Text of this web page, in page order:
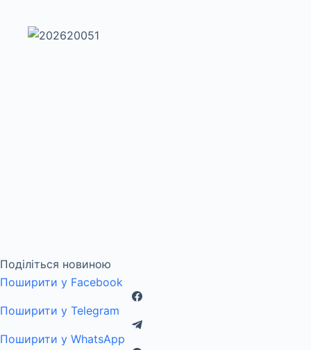
Поділіться новиною
Поширити у Facebook
Поширити у Telegram
Поширити у WhatsApp